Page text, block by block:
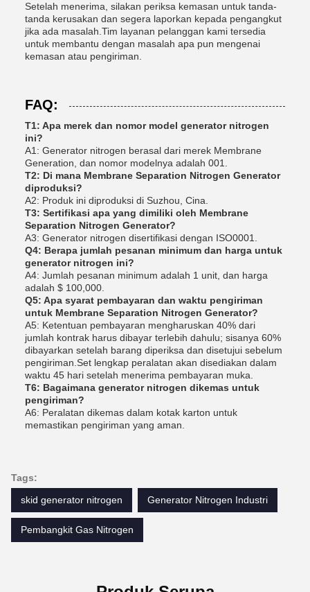
Setelah menerima, silakan periksa kemasan untuk tanda-
tanda kerusakan dan segera laporkan kepada pengangkut
jika ada masalah.Tim layanan pelanggan kami tersedia
untuk membantu dengan masalah apa pun mengenai
kemasan atau pengiriman.
FAQ:
T1: Apa merek dan nomor model generator nitrogen
ini?
A1: Generator nitrogen berasal dari merek Membrane
Generation, dan nomor modelnya adalah 001.
T2: Di mana Membrane Separation Nitrogen Generator
diproduksi?
A2: Produk ini diproduksi di Suzhou, Cina.
T3: Sertifikasi apa yang dimiliki oleh Membrane
Separation Nitrogen Generator?
A3: Generator nitrogen disertifikasi dengan ISO0001.
Q4: Berapa jumlah pesanan minimum dan harga untuk
generator nitrogen ini?
A4: Jumlah pesanan minimum adalah 1 unit, dan harga
adalah $ 100,000.
Q5: Apa syarat pembayaran dan waktu pengiriman
untuk Membrane Separation Nitrogen Generator?
A5: Ketentuan pembayaran mengharuskan 40% dari
jumlah kontrak harus dibayar terlebih dahulu; sisanya 60%
dibayarkan setelah barang diperiksa dan disetujui sebelum
pengiriman.Set lengkap peralatan akan disediakan dalam
waktu 45 hari setelah menerima pembayaran muka.
T6: Bagaimana generator nitrogen dikemas untuk
pengiriman?
A6: Peralatan dikemas dalam kotak karton untuk
memastikan pengiriman yang aman.
Tags:
skid generator nitrogen
Generator Nitrogen Industri
Pembangkit Gas Nitrogen